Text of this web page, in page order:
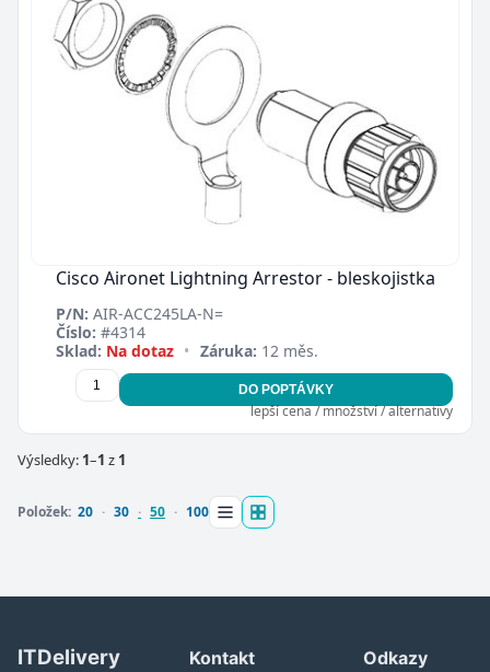
Cisco Aironet Lightning Arrestor - bleskojistka
P/N: AIR-ACC245LA-N=
Číslo: #4314
Sklad: Na dotaz • Záruka: 12 měs.
DO POPTÁVKY
lepší cena / množství / alternativy
Výsledky: 1–1 z 1
Položek: 20 30 50 100
ITDelivery
Kontakt
Odkazy